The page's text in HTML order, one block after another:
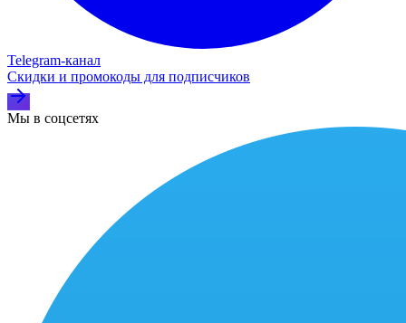
Telegram‑канал
Скидки и промокоды для подписчиков
Мы в соцсетях